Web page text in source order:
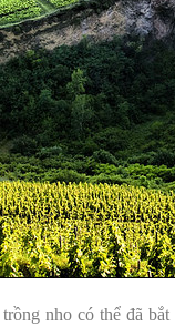
nho có thể đã